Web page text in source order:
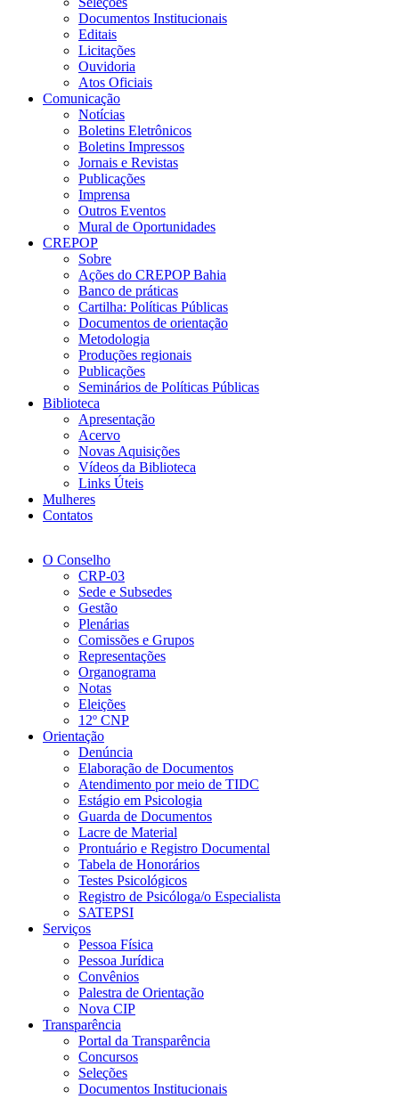
Documentos Institucionais
Editais
Licitações
Ouvidoria
Atos Oficiais
Comunicação
Notícias
Boletins Eletrônicos
Boletins Impressos
Jornais e Revistas
Publicações
Imprensa
Outros Eventos
Mural de Oportunidades
CREPOP
Sobre
Ações do CREPOP Bahia
Banco de práticas
Cartilha: Políticas Públicas
Documentos de orientação
Metodologia
Produções regionais
Publicações
Seminários de Políticas Públicas
Biblioteca
Apresentação
Acervo
Novas Aquisições
Vídeos da Biblioteca
Links Úteis
Mulheres
Contatos
O Conselho
CRP-03
Sede e Subsedes
Gestão
Plenárias
Comissões e Grupos
Representações
Organograma
Notas
Eleições
12º CNP
Orientação
Denúncia
Elaboração de Documentos
Atendimento por meio de TIDC
Estágio em Psicologia
Guarda de Documentos
Lacre de Material
Prontuário e Registro Documental
Tabela de Honorários
Testes Psicológicos
Registro de Psicóloga/o Especialista
SATEPSI
Serviços
Pessoa Física
Pessoa Jurídica
Convênios
Palestra de Orientação
Nova CIP
Transparência
Portal da Transparência
Concursos
Seleções
Documentos Institucionais